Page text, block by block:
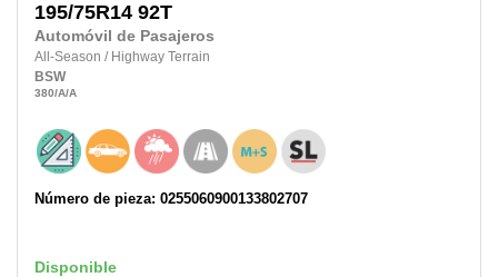
195/75R14 92T
Automóvil de Pasajeros
All-Season / Highway Terrain
BSW
380/A/A
Número de pieza: 0255060900133802707
Disponible